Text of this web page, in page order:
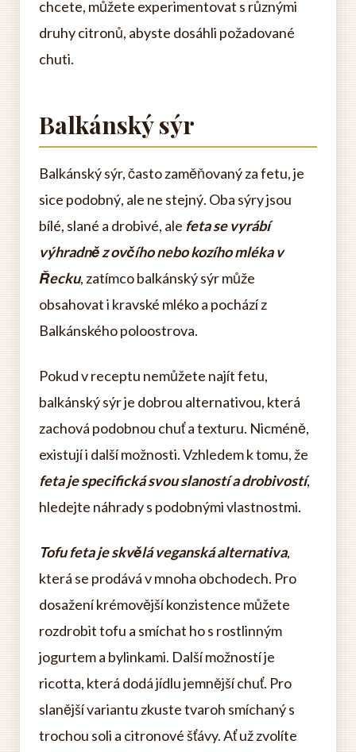
chcete, můžete experimentovat s různými
druhy citronů, abyste dosáhli požadované
chuti.
Balkánský sýr
Balkánský sýr, často zaměňovaný za fetu, je
sice podobný, ale ne stejný. Oba sýry jsou
bílé, slané a drobivé, ale feta se vyrábí
výhradně z ovčího nebo kozího mléka v
Řecku, zatímco balkánský sýr může
obsahovat i kravské mléko a pochází z
Balkánského poloostrova.
Pokud v receptu nemůžete najít fetu,
balkánský sýr je dobrou alternativou, která
zachová podobnou chuť a texturu. Nicméně,
existují i další možnosti. Vzhledem k tomu, že
feta je specifická svou slaností a drobivostí,
hledejte náhrady s podobnými vlastnostmi.
Tofu feta je skvělá veganská alternativa,
která se prodává v mnoha obchodech. Pro
dosažení krémovější konzistence můžete
rozdrobit tofu a smíchat ho s rostlinným
jogurtem a bylinkami. Další možností je
ricotta, která dodá jídlu jemnější chuť. Pro
slanější variantu zkuste tvaroh smíchaný s
trochou soli a citronové šťávy. Ať už zvolíte